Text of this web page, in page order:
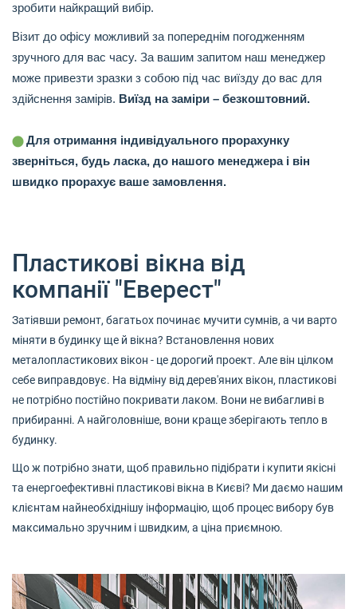
зробити найкращий вибір.
Візит до офісу можливий за попереднім погодженням
зручного для вас часу. За вашим запитом наш менеджер
може привезти зразки з собою під час виїзду до вас для
здійснення замірів. Виїзд на заміри – безкоштовний.
Для отримання індивідуального прорахунку
зверніться, будь ласка, до нашого менеджера і він
швидко прорахує ваше замовлення.
Пластикові вікна від
компанії "Еверест"
Затіявши ремонт, багатьох починає мучити сумнів, а чи варто
міняти в будинку ще й вікна? Встановлення нових
металопластикових вікон - це дорогий проект. Але він цілком
себе виправдовує. На відміну від дерев'яних вікон, пластикові
не потрібно постійно покривати лаком. Вони не вибагливі в
прибиранні. А найголовніше, вони краще зберігають тепло в
будинку.
Що ж потрібно знати, щоб правильно підібрати і купити якісні
та енергоефективні пластикові вікна в Києві? Ми даємо нашим
клієнтам найнеобхіднішу інформацію, щоб процес вибору був
максимально зручним і швидким, а ціна приємною.